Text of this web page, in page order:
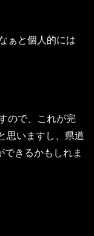
ぁと個人的には
ので、これが完
思いますし、県道
きるかもしれま